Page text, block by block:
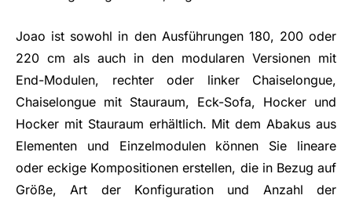
Joao ist sowohl in den Ausführungen 180, 200 oder
220 cm als auch in den modularen Versionen mit
End-Modulen, rechter oder linker Chaiselongue,
Chaiselongue mit Stauraum, Eck-Sofa, Hocker und
Hocker mit Stauraum erhältlich. Mit dem Abakus aus
Elementen und Einzelmodulen können Sie lineare
oder eckige Kompositionen erstellen, die in Bezug auf
Größe, Art der Konfiguration und Anzahl der